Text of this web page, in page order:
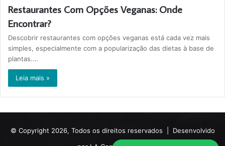
Restaurantes Com Opções Veganas: Onde
Encontrar?
Descobrir restaurantes com opções veganas está cada vez mais
simples, especialmente com a popularização das dietas à base de
plantas.…
Leia mais »
© Copyright 2026, Todos os direitos reservados | Desenvolvido